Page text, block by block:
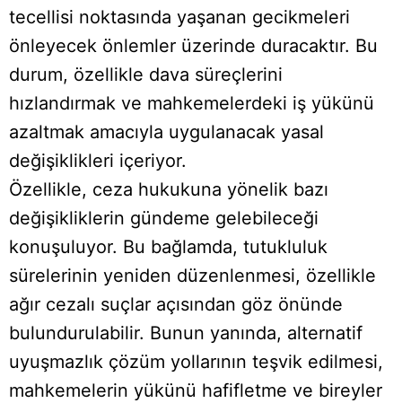
tecellisi noktasında yaşanan gecikmeleri
önleyecek önlemler üzerinde duracaktır. Bu
durum, özellikle dava süreçlerini
hızlandırmak ve mahkemelerdeki iş yükünü
azaltmak amacıyla uygulanacak yasal
değişiklikleri içeriyor.
Özellikle, ceza hukukuna yönelik bazı
değişikliklerin gündeme gelebileceği
konuşuluyor. Bu bağlamda, tutukluluk
sürelerinin yeniden düzenlenmesi, özellikle
ağır cezalı suçlar açısından göz önünde
bulundurulabilir. Bunun yanında, alternatif
uyuşmazlık çözüm yollarının teşvik edilmesi,
mahkemelerin yükünü hafifletme ve bireyler